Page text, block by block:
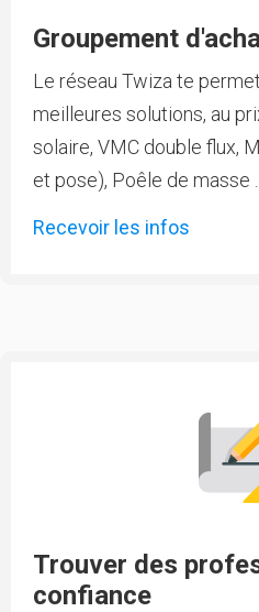
Groupement
Le réseau Twiza te
meilleures solutions, au
solaire, VMC double flux,
et pose), Poêle de masse ...
Recevoir les infos
Trouver des
confiance